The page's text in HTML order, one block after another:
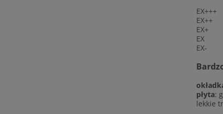
EX+++
EX++
EX+
EX
EX-
płyta:
lekkie